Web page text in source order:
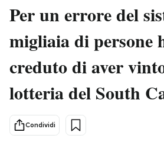
Italia
Politica
Tecnologia
Scienza
Cultura
Economia
Per un errore del
migliaia di persone
creduto di aver
lotteria del South
Condividi